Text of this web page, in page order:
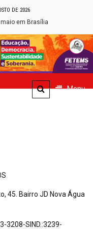
DE 2026
Menu
45. Bairro JD Nova Água
3208-SIND.:3239-